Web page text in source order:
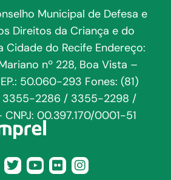
Municipal de Defesa e
Direitos da Criança e do
Cidade do Recife Endereço:
nº 228, Boa Vista –
50.060-293 Fones: (81)
2286 / 3355-2298 /
00.397.170/0001-51